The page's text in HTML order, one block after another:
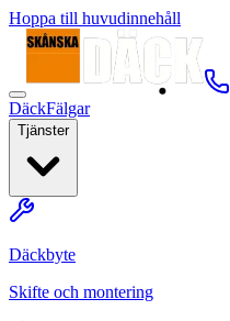
Hoppa till huvudinnehåll
DäckFälgar
Tjänster
Däckbyte
Skifte och montering